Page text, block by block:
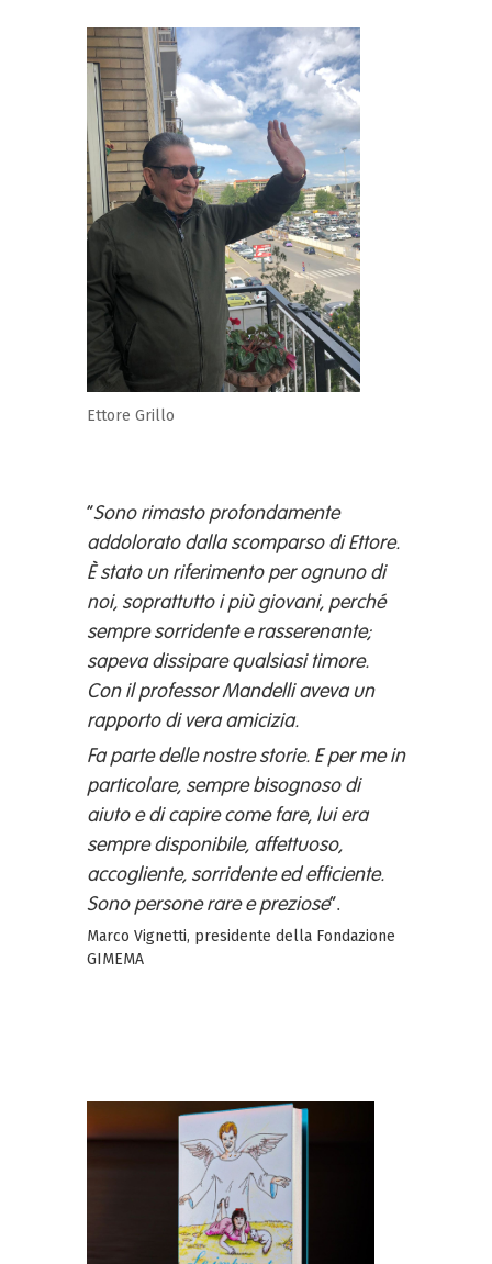
Ettore Grillo
“Sono rimasto profondamente
addolorato dalla scomparso di Ettore.
È stato un riferimento per ognuno di
noi, soprattutto i più giovani, perché
sempre sorridente e rasserenante;
sapeva dissipare qualsiasi timore.
Con il professor Mandelli aveva un
rapporto di vera amicizia.
Fa parte delle nostre storie. E per me in
particolare, sempre bisognoso di
aiuto e di capire come fare, lui era
sempre disponibile, affettuoso,
accogliente, sorridente ed efficiente.
Sono persone rare e preziose“.
Marco Vignetti, presidente della Fondazione
GIMEMA